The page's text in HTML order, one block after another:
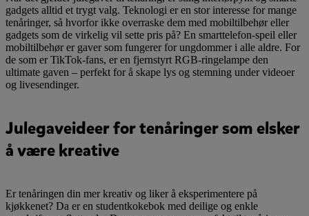
gadgets alltid et trygt valg. Teknologi er en stor interesse for mange
tenåringer, så hvorfor ikke overraske dem med mobiltilbehør eller
gadgets som de virkelig vil sette pris på? En smarttelefon-speil eller
mobiltilbehør er gaver som fungerer for ungdommer i alle aldre. For
de som er TikTok-fans, er en fjernstyrt RGB-ringelampe den
ultimate gaven – perfekt for å skape lys og stemning under videoer
og livesendinger.
Julegaveideer for tenåringer som elsker
å være kreative
Er tenåringen din mer kreativ og liker å eksperimentere på
kjøkkenet? Da er en studentkokebok med deilige og enkle